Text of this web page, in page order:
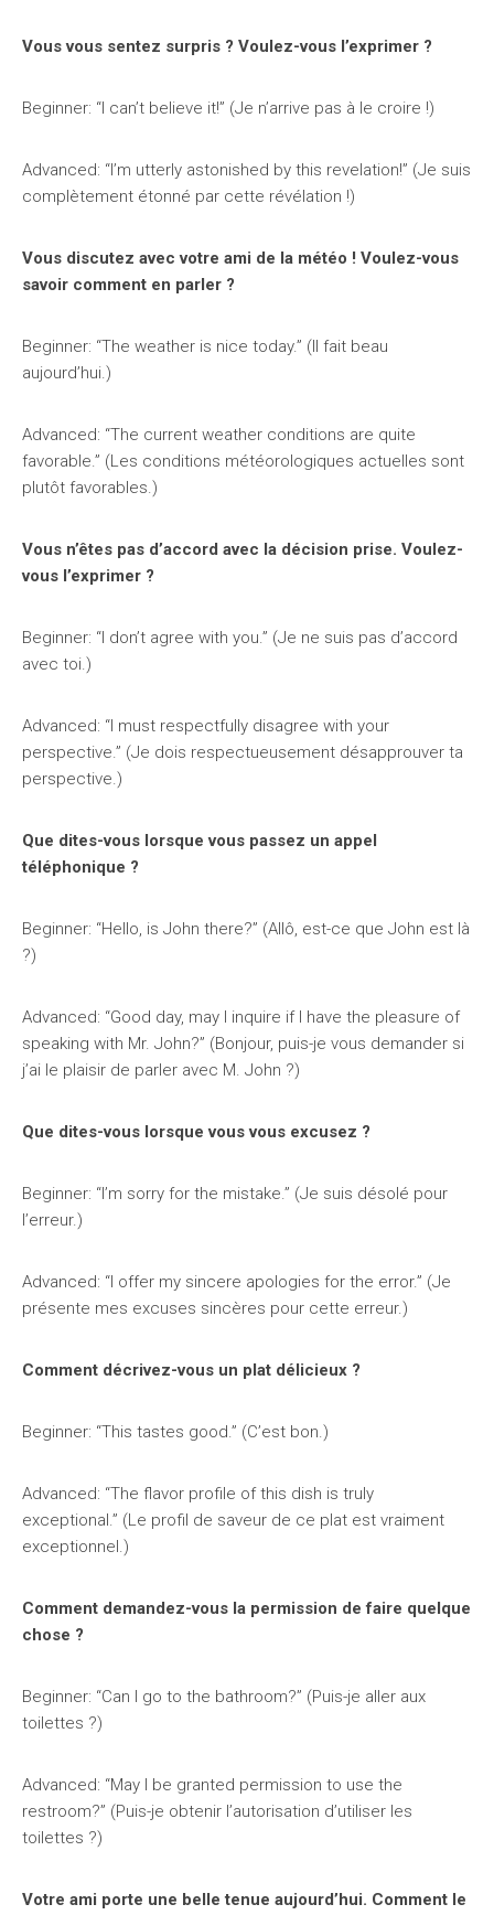
Vous vous sentez surpris ? Voulez-vous l’exprimer ?
Beginner: “I can’t believe it!” (Je n’arrive pas à le croire !)
Advanced: “I’m utterly astonished by this revelation!” (Je suis
complètement étonné par cette révélation !)
Vous discutez avec votre ami de la météo ! Voulez-vous
savoir comment en parler ?
Beginner: “The weather is nice today.” (Il fait beau
aujourd’hui.)
Advanced: “The current weather conditions are quite
favorable.” (Les conditions météorologiques actuelles sont
plutôt favorables.)
Vous n’êtes pas d’accord avec la décision prise. Voulez-
vous l’exprimer ?
Beginner: “I don’t agree with you.” (Je ne suis pas d’accord
avec toi.)
Advanced: “I must respectfully disagree with your
perspective.” (Je dois respectueusement désapprouver ta
perspective.)
Que dites-vous lorsque vous passez un appel
téléphonique ?
Beginner: “Hello, is John there?” (Allô, est-ce que John est là
?)
Advanced: “Good day, may I inquire if I have the pleasure of
speaking with Mr. John?” (Bonjour, puis-je vous demander si
j’ai le plaisir de parler avec M. John ?)
Que dites-vous lorsque vous vous excusez ?
Beginner: “I’m sorry for the mistake.” (Je suis désolé pour
l’erreur.)
Advanced: “I offer my sincere apologies for the error.” (Je
présente mes excuses sincères pour cette erreur.)
Comment décrivez-vous un plat délicieux ?
Beginner: “This tastes good.” (C’est bon.)
Advanced: “The flavor profile of this dish is truly
exceptional.” (Le profil de saveur de ce plat est vraiment
exceptionnel.)
Comment demandez-vous la permission de faire quelque
chose ?
Beginner: “Can I go to the bathroom?” (Puis-je aller aux
toilettes ?)
Advanced: “May I be granted permission to use the
restroom?” (Puis-je obtenir l’autorisation d’utiliser les
toilettes ?)
Votre ami porte une belle tenue aujourd’hui. Comment le